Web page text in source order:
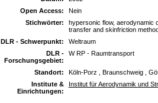
Open Access:
Nein
Stichwörter:
hypersonic flow, aerodynamic
transfer and skinfriction
DLR - Schwerpunkt:
Weltraum
DLR -
Forschungsgebiet:
W RP - Raumtransport
Standort:
Köln-Porz , Braunschweig ,
Institute &
Einrichtungen:
Institut für Aerodynamik und